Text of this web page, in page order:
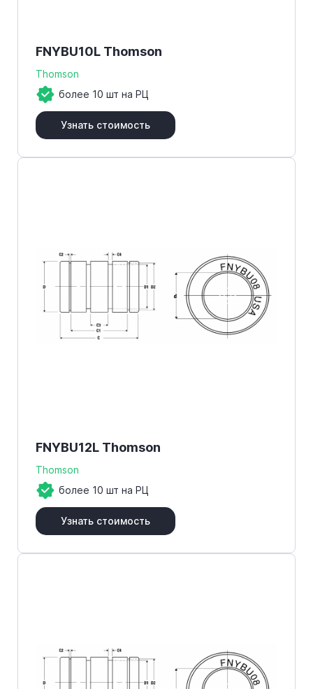
FNYBU10L Thomson
Thomson
более 10 шт на РЦ
Узнать стоимость
FNYBU12L Thomson
Thomson
более 10 шт на РЦ
Узнать стоимость